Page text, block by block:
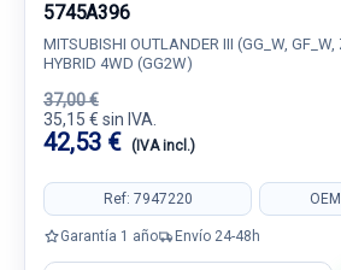
5745A396
MITSUBISHI OUTLANDER III (GG_W,
HYBRID 4WD (GG2W)
37,00 €
35,15 € sin IVA.
42,53 € (IVA incl.)
Ref: 7947220
Garantía 1 año Envío 24-48h